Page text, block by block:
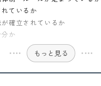
ているか
確立されているか
か
もっと見る